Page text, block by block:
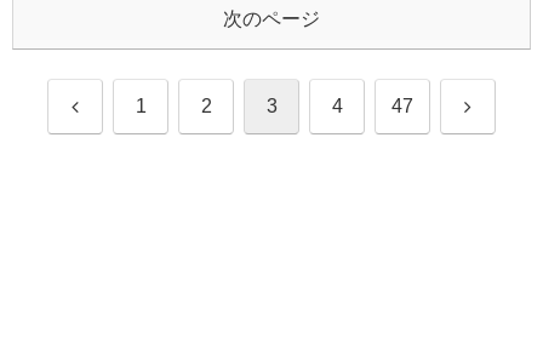
次のページ
前 1 2 3 4 47 次